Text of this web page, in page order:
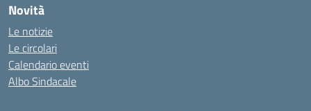
Novità
Le notizie
Le circolari
Calendario eventi
Albo Sindacale